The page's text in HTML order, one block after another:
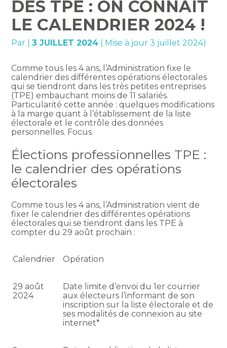
DES TPE : ON CONNAÎT
LE CALENDRIER 2024 !
Par |3 JUILLET 2024 ( Mise à jour 3 juillet 2024)
Comme tous les 4 ans, l’Administration fixe le
calendrier des différentes opérations électorales
qui se tiendront dans les très petites entreprises
(TPE) embauchant moins de 11 salariés.
Particularité cette année : quelques modifications
à la marge quant à l’établissement de la liste
électorale et le contrôle des données
personnelles. Focus.
Élections professionnelles TPE :
le calendrier des opérations
électorales
Comme tous les 4 ans, l’Administration vient de
fixer le calendrier des différentes opérations
électorales qui se tiendront dans les TPE à
compter du 29 août prochain :
Calendrier Opération
29 août
2024
Date limite d’envoi du 1er courrier
aux électeurs l’informant de son
inscription sur la liste électorale et de
ses modalités de connexion au site
internet*